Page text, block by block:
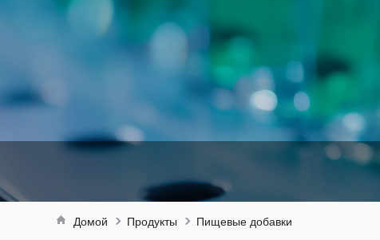
Домой Продукты Пищевые добавки